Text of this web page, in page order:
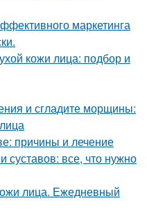
маркетинга
кожи лица: подбор и
и сгладите морщины:
причины и лечение
суставов: все, что нужно
лица. Ежедневный